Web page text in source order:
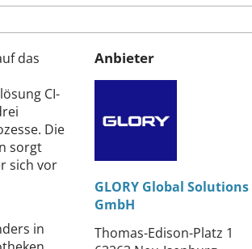
das
CI-
Die
sorgt
sich vor
in
Anbieter
GLORY Global
GmbH
Thomas-Edison-Platz 1